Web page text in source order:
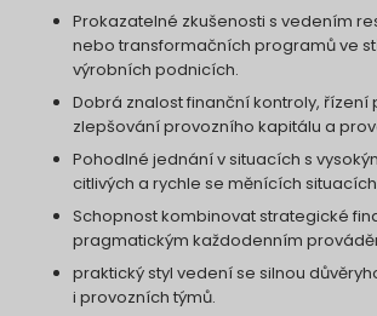
Prokazatelné zkušenosti s vedením
nebo transformačních programů ve
výrobních podnicích.
Dobrá znalost finanční kontroly, řízení
zlepšování provozního kapitálu a
Pohodlné jednání v situacích s
citlivých a rychle se měnících
Schopnost kombinovat strategické
pragmatickým každodenním
praktický styl vedení se silnou
i provozních týmů.